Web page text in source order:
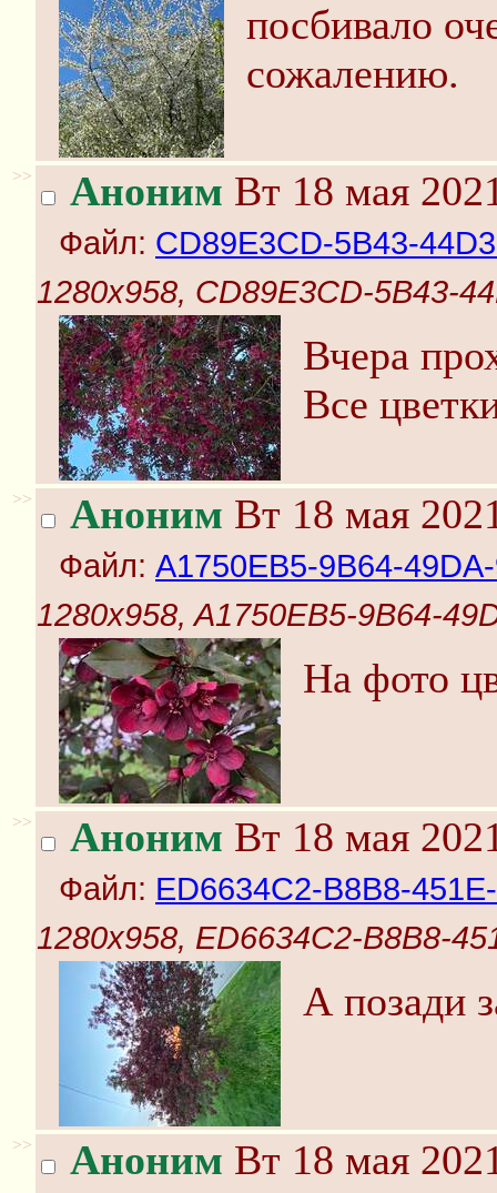
посбивало
сожалению.
>> Аноним Вт 18 мая
Файл: CD89E3CD-5B43-
1280x958, CD89E3CD-5B43-
Вчера
Все
>> Аноним Вт 18 мая
Файл: A1750EB5-9B64-
1280x958, A1750EB5-9B64-
На фото
>> Аноним Вт 18 мая
Файл: ED6634C2-B8B8-
1280x958, ED6634C2-B8B8-
А позади
>> Аноним Вт 18 мая